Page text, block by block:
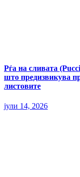
Рѓа на сливата
што предизвикува
листовите
јули 14, 2026